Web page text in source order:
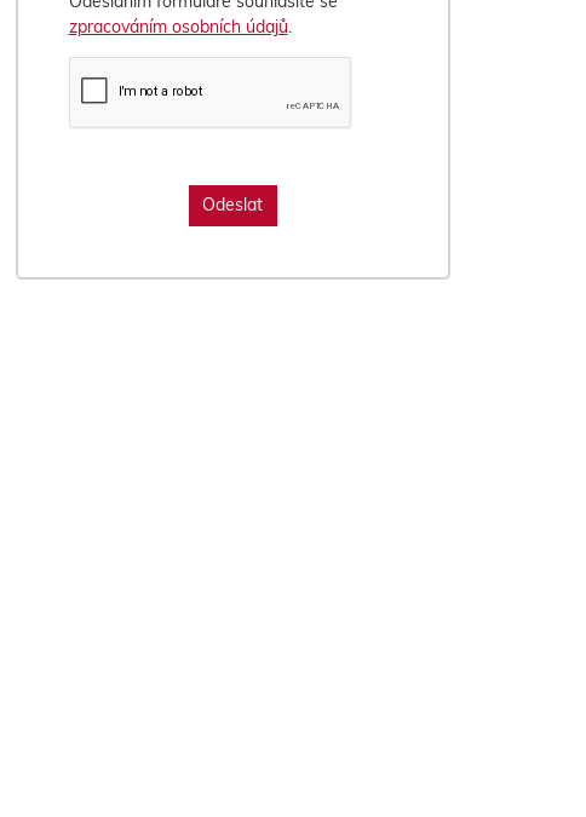
zpracováním osobních údajů.